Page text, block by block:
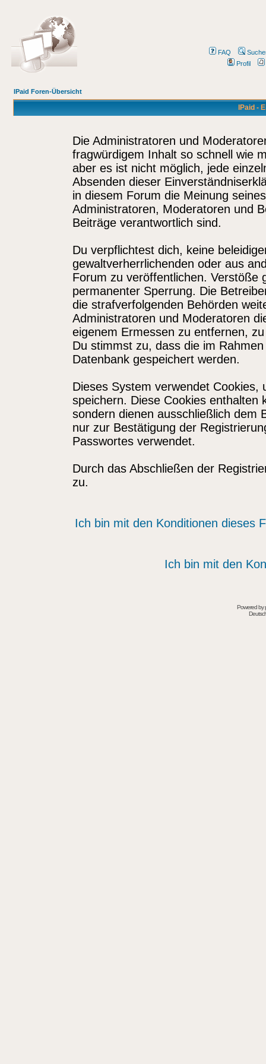
FAQ
Profil
IPaid Foren-Übersicht
IPaid -
Die Administratoren und
fragwürdigem Inhalt so schnell wie
aber es ist nicht möglich, jede
Absenden dieser
in diesem Forum die Meinung
Administratoren, Moderatoren und
Beiträge verantwortlich sind.
Du verpflichtest dich, keine
gewaltverherrlichenden oder aus
Forum zu veröffentlichen. Verstöße
permanenter Sperrung. Die
die strafverfolgenden Behörden
Administratoren und Moderatoren
eigenem Ermessen zu entfernen,
Du stimmst zu, dass die im
Datenbank gespeichert werden.
Dieses System verwendet
speichern. Diese Cookies enthalten
sondern dienen ausschließlich dem
nur zur Bestätigung der
Passwortes verwendet.
Durch das Abschließen der
zu.
Ich bin mit den Konditionen dieses
Ich bin mit den
Powered by